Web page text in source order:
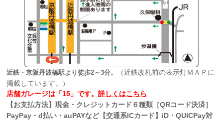
近鉄・京阪丹波橋駅より徒歩2～3分。
（近鉄改札前の表示灯ＭＡＰに
掲載しています。）
店舗ガレージは「15」です。詳しくはこちら
【お支払方法】現金・クレジットカード６種類［QRコード決済］
PayPay・d払い・auPAYなど【交通系ICカード】iD・QUICPay対